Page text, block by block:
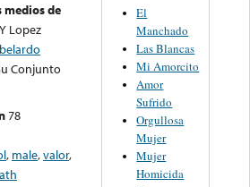
medios de
Lopez
Conjunto
78
, male,valor,
El
Manchado
Las Blancas
Mi Amorcito
Amor
Sufrido
Orgullosa
Mujer
Mujer
Homicida